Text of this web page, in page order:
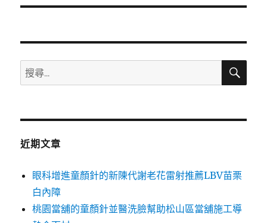
文
搜
尋
鍵
搜
近期文章
眼科增進童顏針的新陳代謝老花雷射推薦LBV苗栗
白內障
桃園當舖的童顏針並醫洗臉幫助松山區當舖施工導